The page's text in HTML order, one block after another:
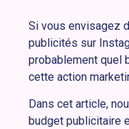
Si vous envisagez
publicités sur
probablement quel
cette action
Dans cet article,
budget publicitaire